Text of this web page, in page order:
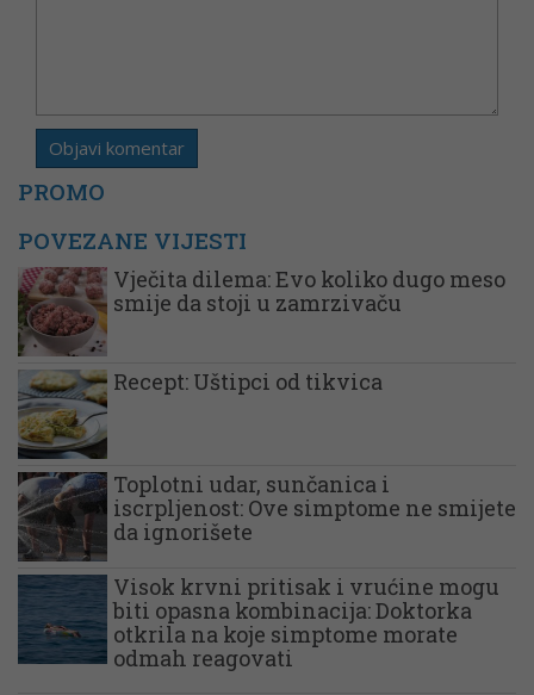
PROMO
POVEZANE VIJESTI
Vječita dilema: Evo koliko dugo meso
smije da stoji u zamrzivaču
Recept: Uštipci od tikvica
Toplotni udar, sunčanica i
iscrpljenost: Ove simptome ne smijete
da ignorišete
Visok krvni pritisak i vrućine mogu
biti opasna kombinacija: Doktorka
otkrila na koje simptome morate
odmah reagovati